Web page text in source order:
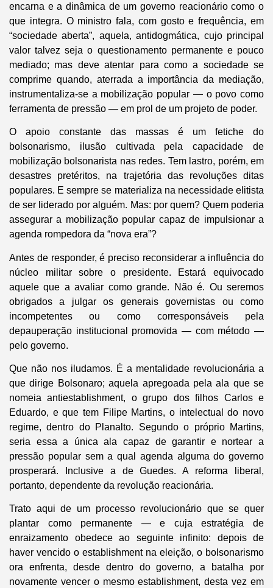
encarna e a dinâmica de um governo reacionário como o
que integra. O ministro fala, com gosto e frequência, em
“sociedade aberta”, aquela, antidogmática, cujo principal
valor talvez seja o questionamento permanente e pouco
mediado; mas deve atentar para como a sociedade se
comprime quando, aterrada a importância da mediação,
instrumentaliza-se a mobilização popular — o povo como
ferramenta de pressão — em prol de um projeto de poder.
O apoio constante das massas é um fetiche do
bolsonarismo, ilusão cultivada pela capacidade de
mobilização bolsonarista nas redes. Tem lastro, porém, em
desastres pretéritos, na trajetória das revoluções ditas
populares. E sempre se materializa na necessidade elitista
de ser liderado por alguém. Mas: por quem? Quem poderia
assegurar a mobilização popular capaz de impulsionar a
agenda rompedora da “nova era”?
Antes de responder, é preciso reconsiderar a influência do
núcleo militar sobre o presidente. Estará equivocado
aquele que a avaliar como grande. Não é. Ou seremos
obrigados a julgar os generais governistas ou como
incompetentes ou como corresponsáveis pela
depauperação institucional promovida — com método —
pelo governo.
Que não nos iludamos. É a mentalidade revolucionária a
que dirige Bolsonaro; aquela apregoada pela ala que se
nomeia antiestablishment, o grupo dos filhos Carlos e
Eduardo, e que tem Filipe Martins, o intelectual do novo
regime, dentro do Planalto. Segundo o próprio Martins,
seria essa a única ala capaz de garantir e nortear a
pressão popular sem a qual agenda alguma do governo
prosperará. Inclusive a de Guedes. A reforma liberal,
portanto, dependente da revolução reacionária.
Trato aqui de um processo revolucionário que se quer
plantar como permanente — e cuja estratégia de
enraizamento obedece ao seguinte infinito: depois de
haver vencido o establishment na eleição, o bolsonarismo
ora enfrenta, desde dentro do governo, a batalha por
novamente vencer o mesmo establishment, desta vez em